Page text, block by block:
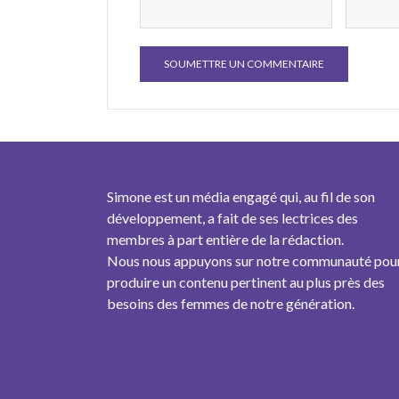
Simone est un média engagé qui, au fil de son
développement, a fait de ses lectrices des
membres à part entière de la rédaction.
Nous nous appuyons sur notre communauté
produire un contenu pertinent au plus près des
besoins des femmes de notre génération.
avec